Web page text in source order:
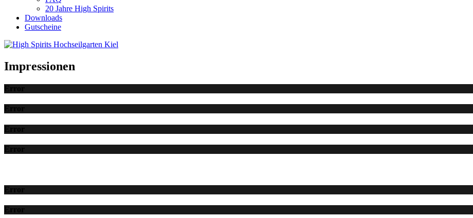
20 Jahre High Spirits
Downloads
Gutscheine
Impressionen
Error
Error
Error
Error
Error
Error